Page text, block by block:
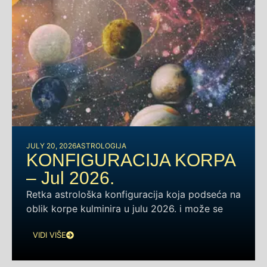
JULY 20, 2026ASTROLOGIJA
KONFIGURACIJA KORPA
– Jul 2026.
Retka astrološka konfiguracija koja podseća na
oblik korpe kulminira u julu 2026. i može se
VIDI VIŠE